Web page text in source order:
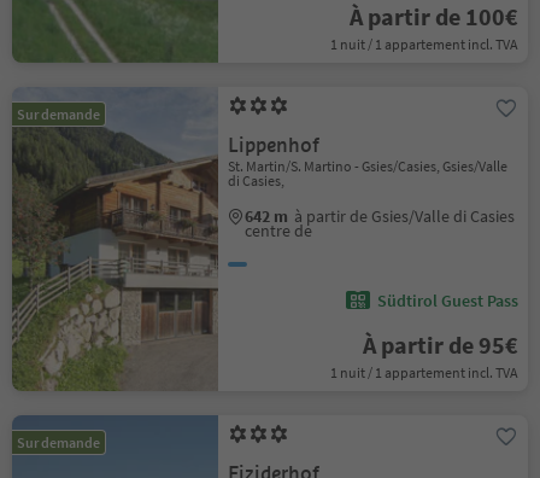
À partir de 100€
1 nuit / 1 appartement incl. TVA
Sur demande
Lippenhof
St. Martin/S. Martino - Gsies/Casies, Gsies/Valle
di Casies,
642 m à partir de Gsies/Valle di Casies
centre de
Südtirol Guest Pass
À partir de 95€
1 nuit / 1 appartement incl. TVA
Sur demande